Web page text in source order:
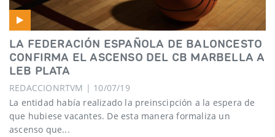
LA FEDERACIÓN ESPAÑOLA DE BALONCESTO
CONFIRMA EL ASCENSO DEL CB MARBELLA A
LEB PLATA
REDACCIONRTVM | 10/07/19
La entidad había realizado la preinscipción a la espera de
que hubiese vacantes. De esta manera formaliza un
ascenso que...